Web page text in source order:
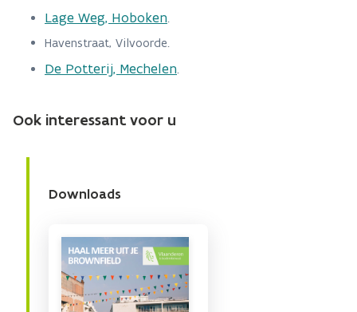
Lage Weg, Hoboken.
Havenstraat, Vilvoorde.
De Potterij, Mechelen.
Ook interessant voor u
Downloads